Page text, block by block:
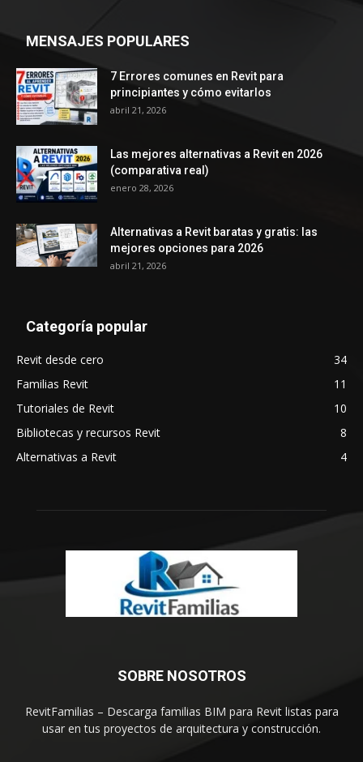
MENSAJES POPULARES
7 Errores comunes en Revit para
principiantes y cómo evitarlos
abril 21, 2026
Las mejores alternativas a Revit en 2026
(comparativa real)
enero 28, 2026
Alternativas a Revit baratas y gratis: las
mejores opciones para 2026
abril 21, 2026
Categoría popular
Revit desde cero
34
Familias Revit
11
Tutoriales de Revit
10
Bibliotecas y recursos Revit
8
Alternativas a Revit
4
SOBRE NOSOTROS
RevitFamilias – Descarga familias BIM para Revit listas para
usar en tus proyectos de arquitectura y construcción.